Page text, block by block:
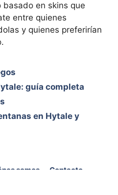
en skins que
entre quienes
y quienes preferirían
guía completa
en Hytale y
somos
Contacto